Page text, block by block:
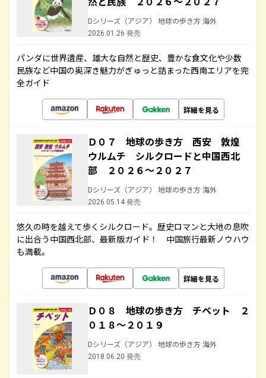
Dシリーズ（アジア） 地球の歩き方 海外
2026.01.26 発売
パンダに世界遺産、雄大な自然と歴史、豊かな食文化や少数
民族など中国の奥深き魅力がぎゅっと詰まった西南エリアを完
全ガイド
詳細を見る
Ｄ０７ 地球の歩き方 西安 敦煌
ウルムチ シルクロードと中国西北
部 ２０２６～２０２７
Dシリーズ（アジア） 地球の歩き方 海外
2026.05.14 発売
悠久の時を越えて歩くシルクロード。歴史ロマンと大地の息吹
に出合う中国西北部、最新版ガイド！ 中国旅行最新ノウハウ
も満載。
詳細を見る
Ｄ０８ 地球の歩き方 チベット ２
０１８～２０１９
Dシリーズ（アジア） 地球の歩き方 海外
2018.06.20 発売